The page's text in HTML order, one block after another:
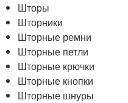
Шторы
Шторники
Шторные ремни
Шторные петли
Шторные крючки
Шторные кнопки
Шторные шнуры